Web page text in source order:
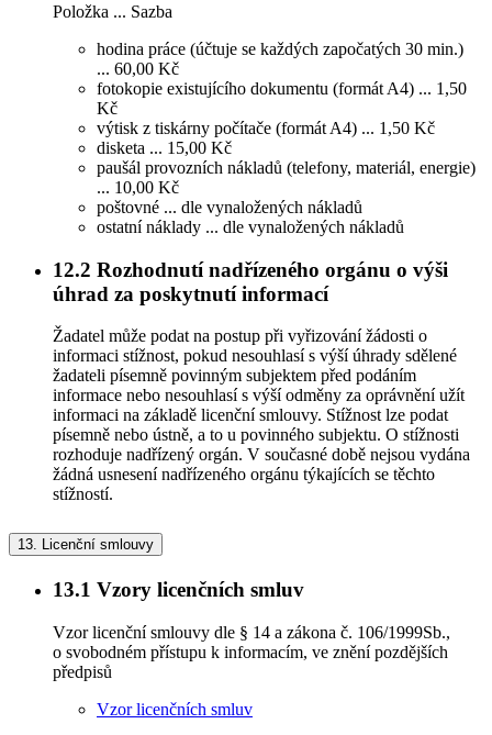
Položka ... Sazba
hodina práce (účtuje se každých započatých 30 min.)
... 60,00 Kč
fotokopie existujícího dokumentu (formát A4) ... 1,50
Kč
výtisk z tiskárny počítače (formát A4) ... 1,50 Kč
disketa ... 15,00 Kč
paušál provozních nákladů (telefony, materiál, energie)
... 10,00 Kč
poštovné ... dle vynaložených nákladů
ostatní náklady ... dle vynaložených nákladů
12.2 Rozhodnutí nadřízeného orgánu o výši
úhrad za poskytnutí informací
Žadatel může podat na postup při vyřizování žádosti o
informaci stížnost, pokud nesouhlasí s výší úhrady sdělené
žadateli písemně povinným subjektem před podáním
informace nebo nesouhlasí s výší odměny za oprávnění užít
informaci na základě licenční smlouvy. Stížnost lze podat
písemně nebo ústně, a to u povinného subjektu. O stížnosti
rozhoduje nadřízený orgán. V současné době nejsou vydána
žádná usnesení nadřízeného orgánu týkajících se těchto
stížností.
13. Licenční smlouvy
13.1 Vzory licenčních smluv
Vzor licenční smlouvy dle § 14 a zákona č. 106/1999Sb.,
o svobodném přístupu k informacím, ve znění pozdějších
předpisů
Vzor licenčních smluv